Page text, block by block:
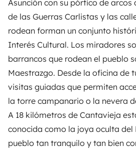
Asunción con su pórtico de arcos
de las Guerras Carlistas y las
rodean forman un conjunto
Interés Cultural. Los miradores
barrancos que rodean el pueblo
Maestrazgo. Desde la oficina de
visitas guiadas que permiten
la torre campanario o la nevera
A 18 kilómetros de Cantavieja
conocida como la joya oculta del
pueblo tan tranquilo y tan bien